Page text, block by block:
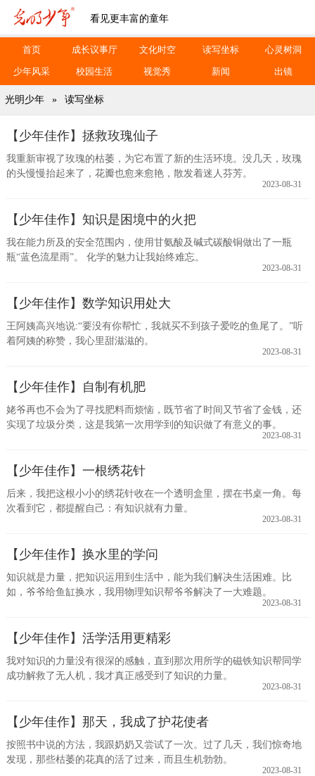
看见更丰富的童年
首页 成长议事厅 文化时空 读写坐标 心灵树洞
少年风采 校园生活 视觉秀 新闻 出镜
光明少年 » 读写坐标
【少年佳作】拯救玫瑰仙子
我重新审视了玫瑰的枯萎，为它布置了新的生活环境。没几天，玫瑰
的头慢慢抬起来了，花瓣也愈来愈艳，散发着迷人芬芳。
2023-08-31
【少年佳作】知识是困境中的火把
我在能力所及的安全范围内，使用甘氨酸及碱式碳酸铜做出了一瓶
瓶“蓝色流星雨”。 化学的魅力让我始终难忘。
2023-08-31
【少年佳作】数学知识用处大
王阿姨高兴地说:“要没有你帮忙，我就买不到孩子爱吃的鱼尾了。”听
着阿姨的称赞，我心里甜滋滋的。
2023-08-31
【少年佳作】自制有机肥
姥爷再也不会为了寻找肥料而烦恼，既节省了时间又节省了金钱，还
实现了垃圾分类，这是我第一次用学到的知识做了有意义的事。
2023-08-31
【少年佳作】一根绣花针
后来，我把这根小小的绣花针收在一个透明盒里，摆在书桌一角。每
次看到它，都提醒自己：有知识就有力量。
2023-08-31
【少年佳作】换水里的学问
知识就是力量，把知识运用到生活中，能为我们解决生活困难。比
如，爷爷给鱼缸换水，我用物理知识帮爷爷解决了一大难题。
2023-08-31
【少年佳作】活学活用更精彩
我对知识的力量没有很深的感触，直到那次用所学的磁铁知识帮同学
成功解救了无人机，我才真正感受到了知识的力量。
2023-08-31
【少年佳作】那天，我成了护花使者
按照书中说的方法，我跟奶奶又尝试了一次。过了几天，我们惊奇地
发现，那些枯萎的花真的活了过来，而且生机勃勃。
2023-08-31